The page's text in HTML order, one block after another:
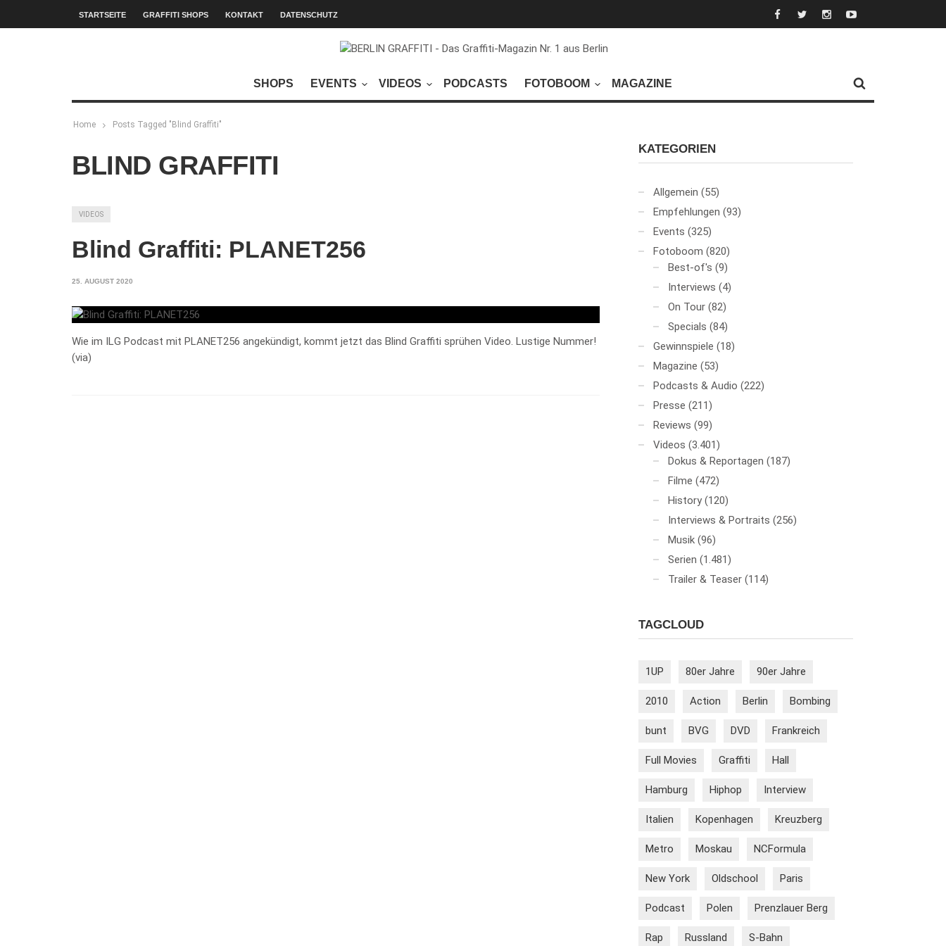
STARTSEITE GRAFFITI SHOPS KONTAKT DATENSCHUTZ
SHOPS EVENTS VIDEOS PODCASTS FOTOBOOM MAGAZINE
Home Posts Tagged "Blind Graffiti"
BLIND GRAFFITI
VIDEOS
Blind Graffiti: PLANET256
25. AUGUST 2020
Wie im ILG Podcast mit PLANET256 angekündigt, kommt jetzt das Blind Graffiti sprühen Video. Lustige Nummer!
(via)
KATEGORIEN
Allgemein (55)
Empfehlungen (93)
Events (325)
Fotoboom (820)
Best-of's (9)
Interviews (4)
On Tour (82)
Specials (84)
Gewinnspiele (18)
Magazine (53)
Podcasts & Audio (222)
Presse (211)
Reviews (99)
Videos (3.401)
Dokus & Reportagen (187)
Filme (472)
History (120)
Interviews & Portraits (256)
Musik (96)
Serien (1.481)
Trailer & Teaser (114)
TAGCLOUD
1UP 80er Jahre 90er Jahre
2010 Action Berlin Bombing
bunt BVG DVD Frankreich
Full Movies Graffiti Hall
Hamburg Hiphop Interview
Italien Kopenhagen Kreuzberg
Metro Moskau NCFormula
New York Oldschool Paris
Podcast Polen Prenzlauer Berg
Rap Russland S-Bahn